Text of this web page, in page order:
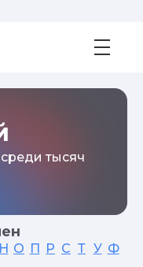
тысяч
Н О П Р С Т У Ф